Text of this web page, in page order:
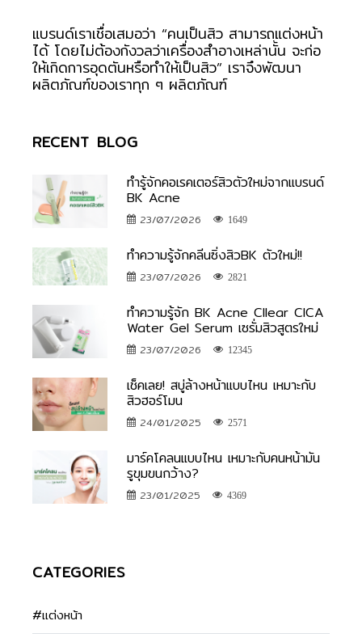
แบรนด์เราเชื่อเสมอว่า “คนเป็นสิว สามารถแต่งหน้า
ได้ โดยไม่ต้องกังวลว่าเครื่องสำอางเหล่านั้น จะก่อ
ให้เกิดการอุดตันหรือทำให้เป็นสิว” เราจึงพัฒนา
ผลิตภัณฑ์ของเราทุก ๆ ผลิตภัณฑ์
RECENT BLOG
ทำรู้จักคอเรคเตอร์สิวตัวใหม่จากแบรนด์
BK Acne
23/07/2026 1649
ทำความรู้จักคลีนซิ่งสิวBK ตัวใหม่!!
23/07/2026 2821
ทำความรู้จัก BK Acne Cllear CICA
Water Gel Serum เซรั่มสิวสูตรใหม่
23/07/2026 12345
เช็คเลย! สบู่ล้างหน้าแบบไหน เหมาะกับ
สิวฮอร์โมน
24/01/2025 2571
มาร์คโคลนแบบไหน เหมาะกับคนหน้ามัน
รูขุมขนกว้าง?
23/01/2025 4369
CATEGORIES
#แต่งหน้า